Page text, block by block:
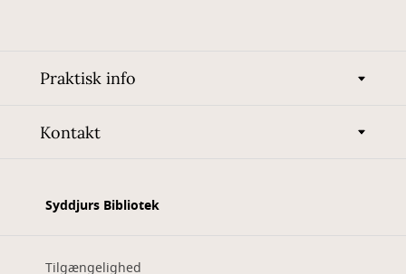
Praktisk info
Kontakt
Syddjurs Bibliotek
Tilgængelighed